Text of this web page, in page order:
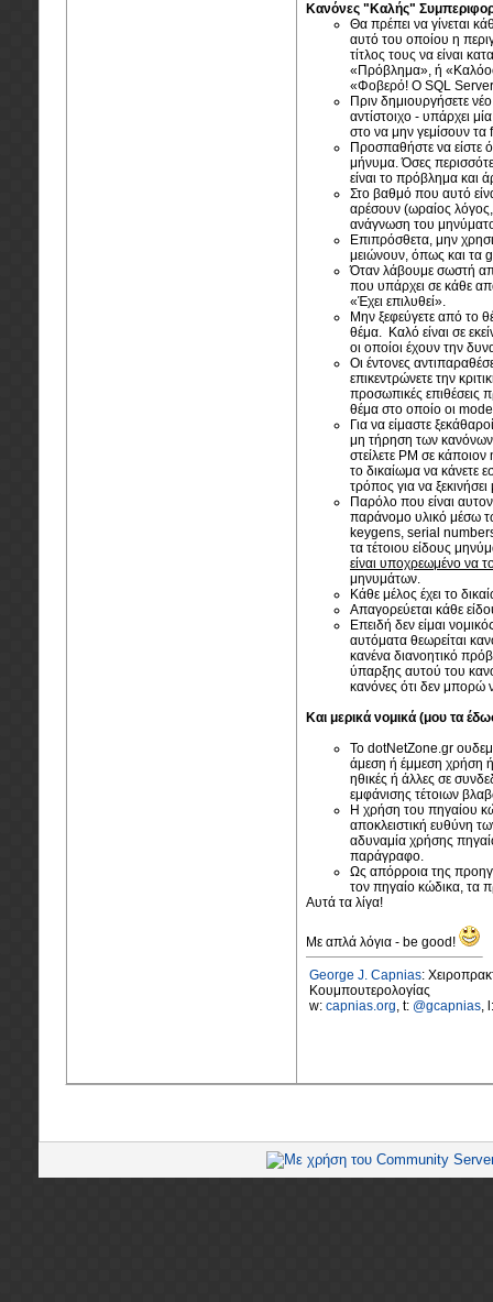
Κανόνες "Καλής"
Θα πρέπει να γίνεται
αυτό του οποίου η
τίτλος τους να είναι
«Πρόβλημα», ή
«Φοβερό! Ο SQL
Πριν δημιουργήσετε
αντίστοιχο - υπάρχει
στο να μην γεμίσουν
Προσπαθήστε να είστε
μήνυμα. Όσες
είναι το πρόβλημα και
Στο βαθμό που αυτό
αρέσουν (ωραίος
ανάγνωση του
Επιπρόσθετα, μην
μειώνουν, όπως και τα
Όταν λάβουμε σωστή
που υπάρχει σε κάθε
«Έχει επιλυθεί».
Μην ξεφεύγετε από το
θέμα. Καλό είναι σε
οι οποίοι έχουν την
Οι έντονες
επικεντρώνετε την
προσωπικές επιθέσεις
θέμα στο οποίο οι
Για να είμαστε
μη τήρηση των
στείλετε PM σε
το δικαίωμα να κάνετε
τρόπος για να
Παρόλο που είναι
παράνομο υλικό μέσω
keygens, serial
τα τέτοιου είδους
είναι υποχρεωμένο να
μηνυμάτων.
Κάθε μέλος έχει το
Απαγορεύεται κάθε
Επειδή δεν είμαι
αυτόματα θεωρείται
κανένα διανοητικό
ύπαρξης αυτού του
κανόνες ότι δεν
Και μερικά νομικά (μου τα
Το dotNetZone.gr
άμεση ή έμμεση χρήση
ηθικές ή άλλες σε
εμφάνισης τέτοιων
Η χρήση του πηγαίου
αποκλειστική ευθύνη
αδυναμία χρήσης
παράγραφο.
Ως απόρροια της
τον πηγαίο κώδικα, τα
Αυτά τα λίγα!
Με απλά λόγια - be good!
George J. Capnias:
Κουμπουτερολογίας
w: capnias.org, t: @gcapnias,